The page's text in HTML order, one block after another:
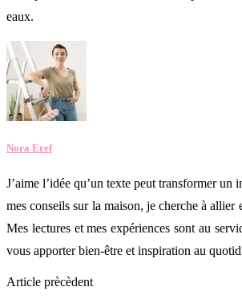
eaux.
Nora Eref
J’aime l’idée qu’un texte peut transformer un
mes conseils sur la maison, je cherche à allier
Mes lectures et mes expériences sont au
vous apporter bien-être et inspiration au
Article prècèdent